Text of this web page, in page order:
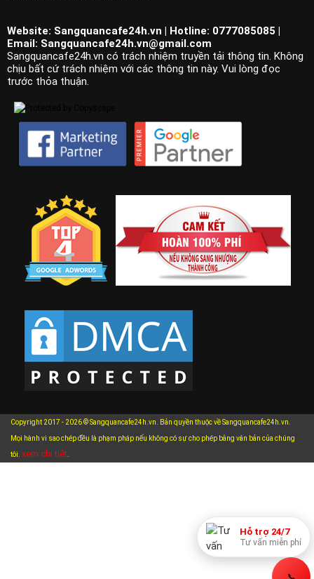
Hỗ trợ 24/7
Tư vấn miễn phí
📞
Website: Sangquancafe24h.vn | Hotline: 0777085085 |
Email: Sangquancafe24h.vn@gmail.com
Sangquancafe24h.vn có trách nhiệm truyền tải thông tin. Không
chịu bất cứ trách nhiệm với các thông tin này. Vui lòng đọc
trước thỏa thuận.
Copyright 2017 - 2026 © Sangquancafe24h.vn. Bản quyền thuộc về Sangquancafe24h.vn.
Mọi hành vi sao chép đều là phạm pháp nếu không có sự cho phép bằng văn bản của chúng
tôi. xem chi tiết